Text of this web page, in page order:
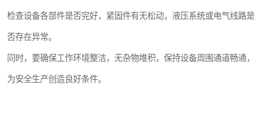
检查设备各部件是否完好，紧固件有无松动，液压系统或电气线路是
否存在异常。
同时，要确保工作环境整洁，无杂物堆积，保持设备周围通道畅通，
为安全生产创造良好条件。